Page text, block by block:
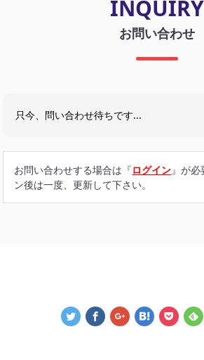
INQUIRY
お問い合わせ
只今、問い合わせ待ちです...
お問い合わせする場合は『ログイン』が必
ン後は一度、更新して下さい。